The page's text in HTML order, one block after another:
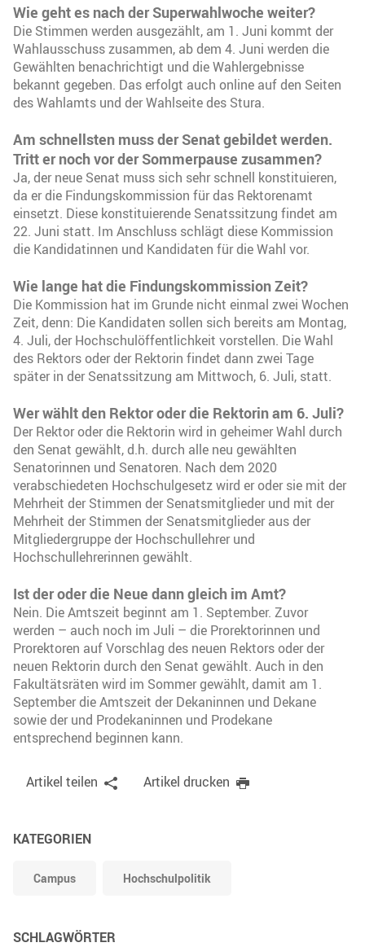
Wie geht es nach der Superwahlwoche weiter?
Die Stimmen werden ausgezählt, am 1. Juni kommt der
Wahlausschuss zusammen, ab dem 4. Juni werden die
Gewählten benachrichtigt und die Wahlergebnisse
bekannt gegeben. Das erfolgt auch online auf den Seiten
des Wahlamts und der Wahlseite des Stura.
Am schnellsten muss der Senat gebildet werden.
Tritt er noch vor der Sommerpause zusammen?
Ja, der neue Senat muss sich sehr schnell konstituieren,
da er die Findungskommission für das Rektorenamt
einsetzt. Diese konstituierende Senatssitzung findet am
22. Juni statt. Im Anschluss schlägt diese Kommission
die Kandidatinnen und Kandidaten für die Wahl vor.
Wie lange hat die Findungskommission Zeit?
Die Kommission hat im Grunde nicht einmal zwei Wochen
Zeit, denn: Die Kandidaten sollen sich bereits am Montag,
4. Juli, der Hochschulöffentlichkeit vorstellen. Die Wahl
des Rektors oder der Rektorin findet dann zwei Tage
später in der Senatssitzung am Mittwoch, 6. Juli, statt.
Wer wählt den Rektor oder die Rektorin am 6. Juli?
Der Rektor oder die Rektorin wird in geheimer Wahl durch
den Senat gewählt, d.h. durch alle neu gewählten
Senatorinnen und Senatoren. Nach dem 2020
verabschiedeten Hochschulgesetz wird er oder sie mit der
Mehrheit der Stimmen der Senatsmitglieder und mit der
Mehrheit der Stimmen der Senatsmitglieder aus der
Mitgliedergruppe der Hochschullehrer und
Hochschullehrerinnen gewählt.
Ist der oder die Neue dann gleich im Amt?
Nein. Die Amtszeit beginnt am 1. September. Zuvor
werden – auch noch im Juli – die Prorektorinnen und
Prorektoren auf Vorschlag des neuen Rektors oder der
neuen Rektorin durch den Senat gewählt. Auch in den
Fakultätsräten wird im Sommer gewählt, damit am 1.
September die Amtszeit der Dekaninnen und Dekane
sowie der und Prodekaninnen und Prodekane
entsprechend beginnen kann.
Artikel teilen Artikel drucken
KATEGORIEN
Campus Hochschulpolitik
SCHLAGWÖRTER